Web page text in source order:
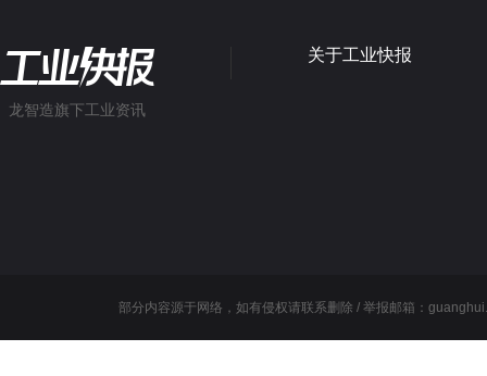
龙智造旗下工业资讯
关于工业快报
部分内容源于网络，如有侵权请联系删除 / 举报邮箱：